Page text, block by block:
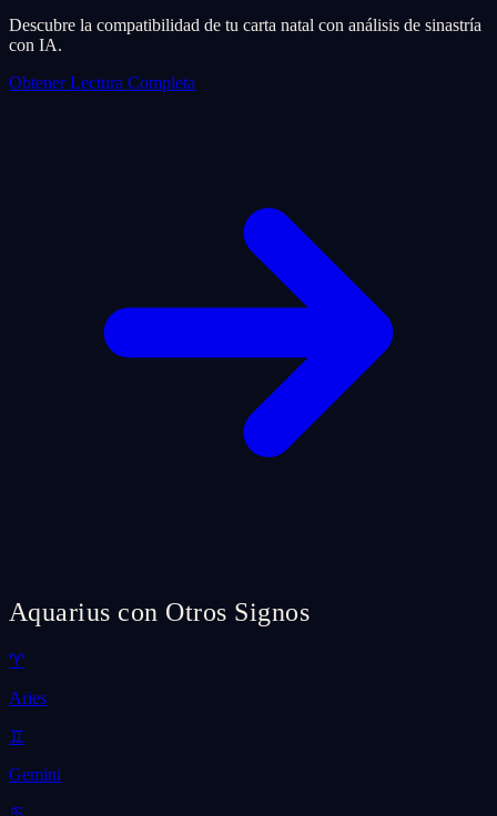
Descubre la compatibilidad de tu carta natal con análisis de sinastría
con IA.
Obtener Lectura Completa
Aquarius con Otros Signos
♈
Aries
♊
Gemini